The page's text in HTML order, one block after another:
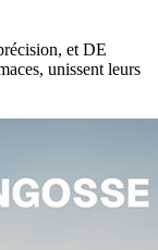
et DE
unissent leurs